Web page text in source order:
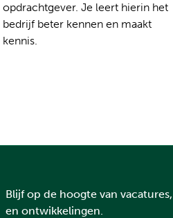
opdrachtgever. Je leert hierin het
bedrijf beter kennen en maakt
kennis.
Blijf op de hoogte van
en ontwikkelingen.